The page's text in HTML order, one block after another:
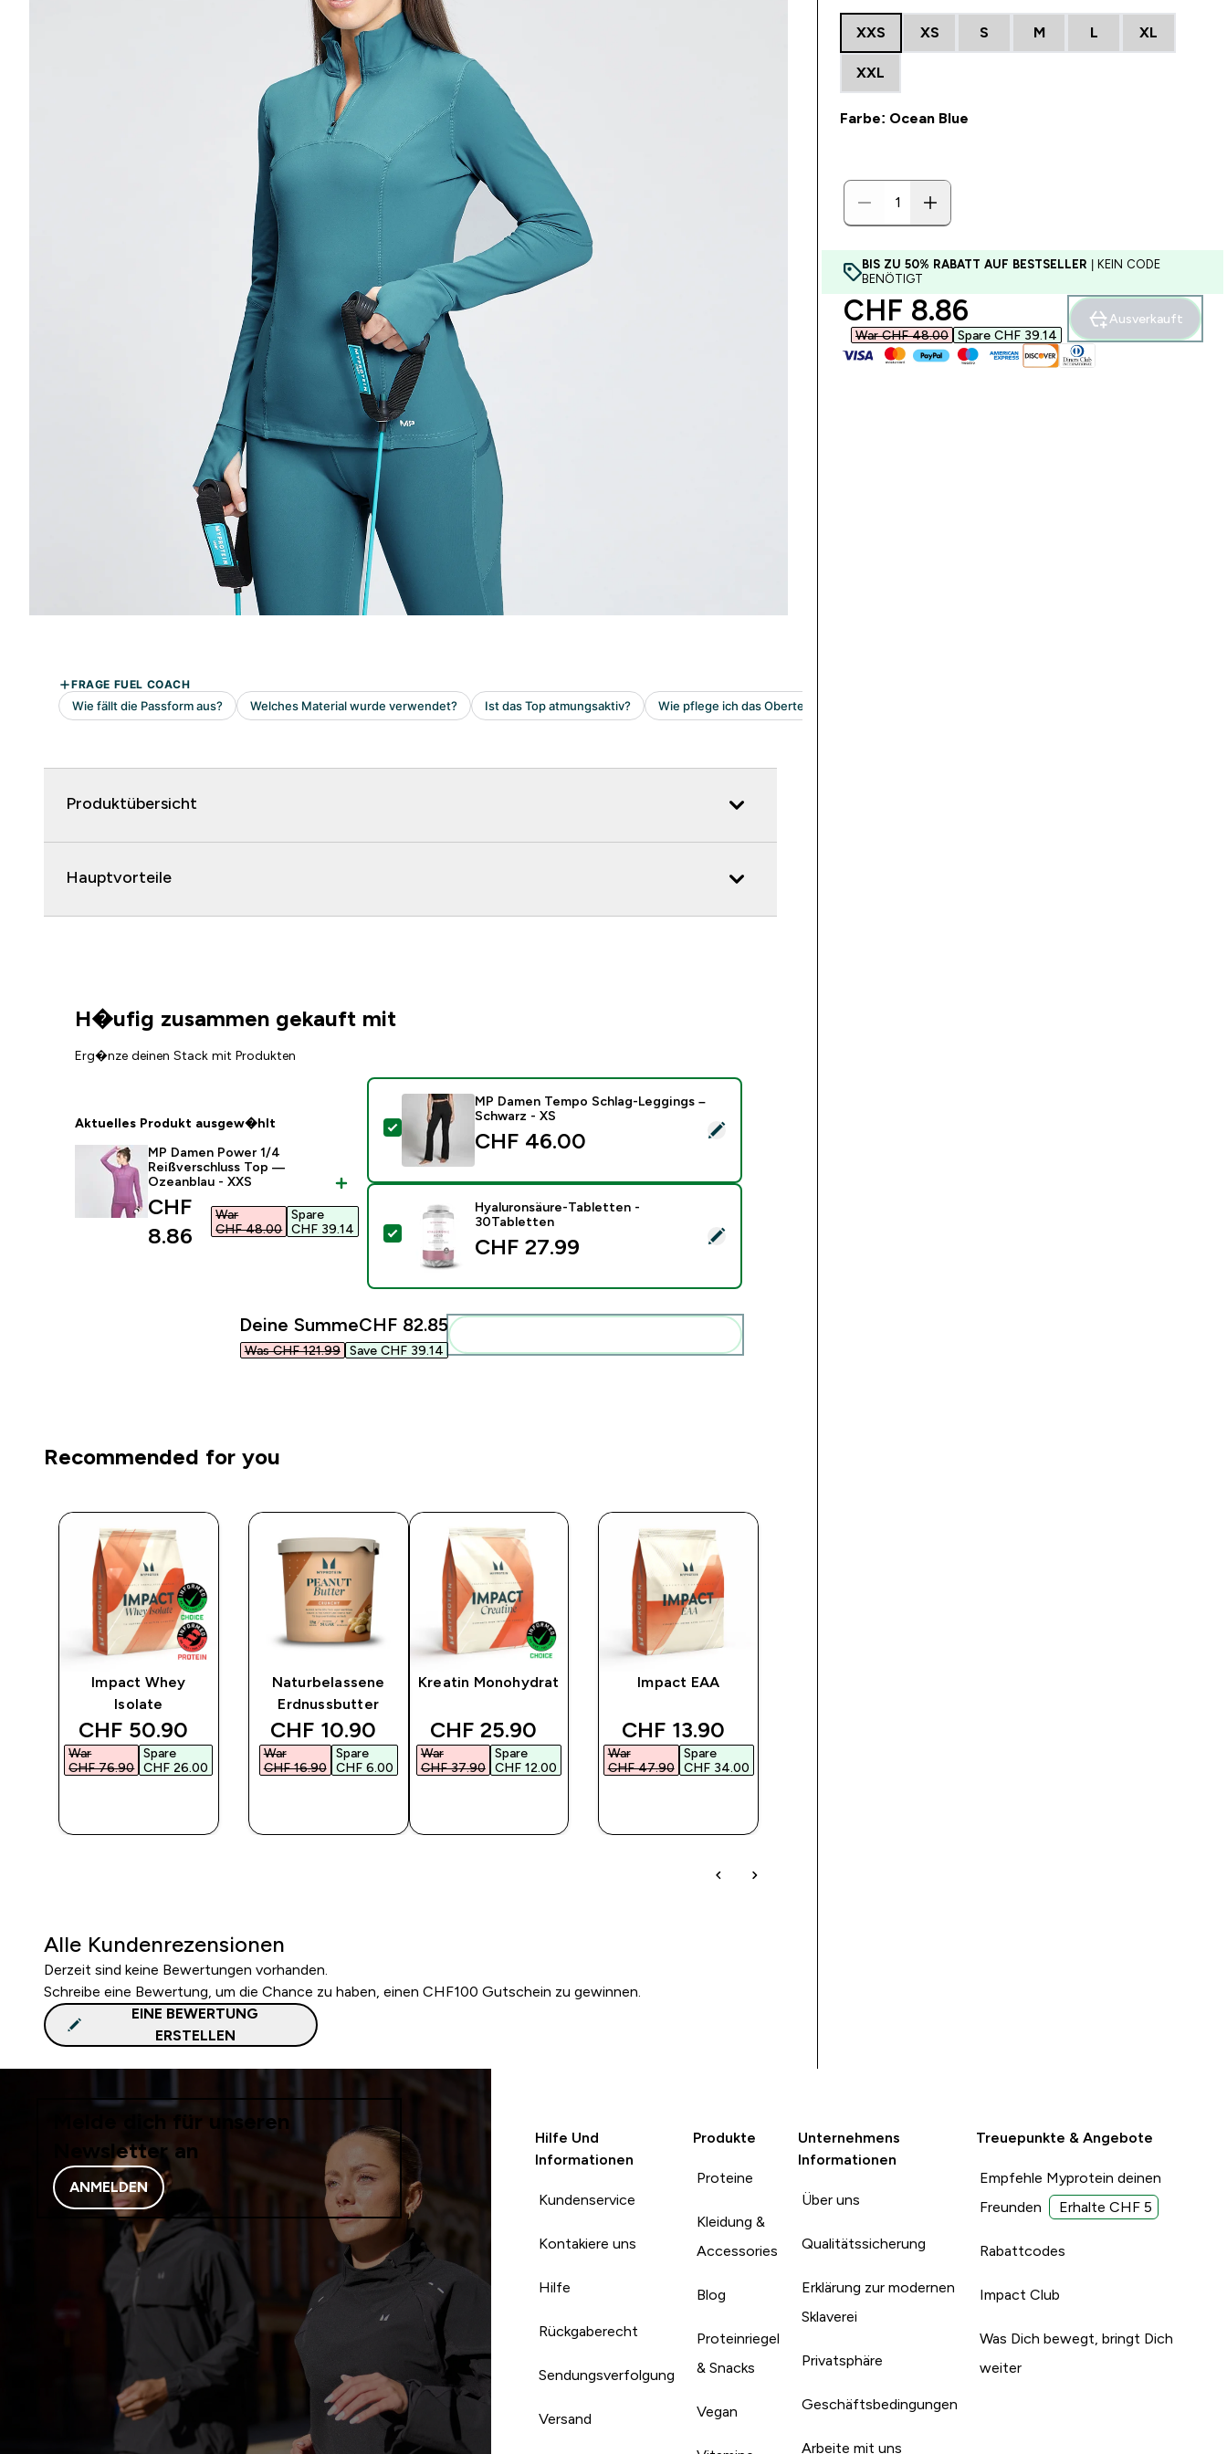
Produktübersicht
Hauptvorteile
H�ufig zusammen gekauft mit
Erg�nze deinen Stack mit Produkten
Aktuelles Produkt ausgew�hlt
MP Damen Power 1/4
Reißverschluss Top —
Ozeanblau - XXS
discounted price
CHF
8.86‎
War
CHF 48.00‎
Spare
CHF 39.14‎
Dieses Produkt ausw�hlen - MP Damen Tempo Schlag-Leggings – Schwarz - XS
MP Damen Tempo Schlag-Leggings –
Schwarz - XS
CHF 46.00‎
Dieses Produkt ausw�hlen - Hyaluronsäure-Tabletten - 30Tabletten
Hyaluronsäure-Tabletten -
30Tabletten
CHF 27.99‎
Deine SummeCHF 82.85‎
Was CHF 121.99‎ Save CHF 39.14‎
Recommended for you
Impact Whey
Isolate
discounted price
CHF 50.90‎
War
CHF 76.90‎
Spare
CHF 26.00‎
Naturbelassene
Erdnussbutter
discounted price
CHF 10.90‎
War
CHF 16.90‎
Spare
CHF 6.00‎
Kreatin Monohydrat
discounted price
CHF 25.90‎
War
CHF 37.90‎
Spare
CHF 12.00‎
Impact EAA
discounted price
CHF 13.90‎
War
CHF 47.90‎
Spare
CHF 34.00‎
Alle Kundenrezensionen
Derzeit sind keine Bewertungen vorhanden.
Schreibe eine Bewertung, um die Chance zu haben, einen CHF100 Gutschein zu gewinnen.
EINE BEWERTUNG
ERSTELLEN
XXS XS S M L XL
XXL
Farbe: Ocean Blue
BIS ZU 50% RABATT AUF BESTSELLER | KEIN CODE
BENÖTIGT
discounted price
CHF 8.86‎
War CHF 48.00‎ Spare CHF 39.14‎
Ausverkauft
Melde dich für unseren
Newsletter an
ANMELDEN
Hilfe Und
Informationen
Kundenservice
Kontakiere uns
Hilfe
Rückgaberecht
Sendungsverfolgung
Versand
Produkte
Proteine
Kleidung &
Accessories
Blog
Proteinriegel
& Snacks
Vegan
Unternehmens
Informationen
Über uns
Qualitätssicherung
Erklärung zur modernen
Sklaverei
Privatsphäre
Geschäftsbedingungen
Arbeite mit uns
Treuepunkte & Angebote
Empfehle Myprotein deinen
Freunden
Erhalte CHF 5
Rabattcodes
Impact Club
Was Dich bewegt, bringt Dich
weiter